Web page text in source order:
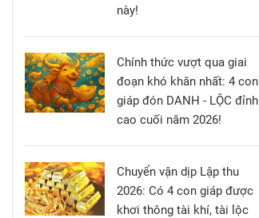
này!
Chính thức vượt qua giai
đoạn khó khăn nhất: 4 con
giáp đón DANH - LỘC đỉnh
cao cuối năm 2026!
Chuyển vận dịp Lập thu
2026: Có 4 con giáp được
khơi thông tài khí, tài lộc